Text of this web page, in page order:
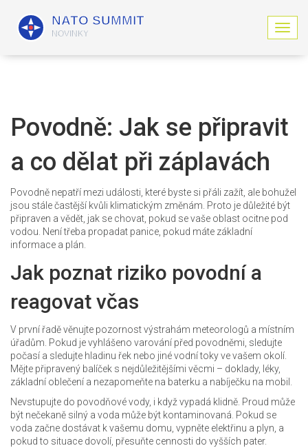
Z
o
t
n
g
a
c
Povodně: Jak se připravit
a co dělat při záplavách
Povodně nepatří mezi události, které byste si přáli zažít, ale bohužel
jsou stále častější kvůli klimatickým změnám. Proto je důležité být
připraven a vědět, jak se chovat, pokud se vaše oblast ocitne pod
vodou. Není třeba propadat panice, pokud máte základní
informace a plán.
Jak poznat riziko povodní a
reagovat včas
V první řadě věnujte pozornost výstrahám meteorologů a místním
úřadům. Pokud je vyhlášeno varování před povodněmi, sledujte
počasí a sledujte hladinu řek nebo jiné vodní toky ve vašem okolí.
Mějte připravený balíček s nejdůležitějšími věcmi – doklady, léky,
základní oblečení a nezapomeňte na baterku a nabíječku na mobil.
Nevstupujte do povodňové vody, i když vypadá klidně. Proud může
být nečekaně silný a voda může být kontaminovaná. Pokud se
voda začne dostávat k vašemu domu, vypněte elektřinu a plyn, a
pokud to situace dovolí, přesuňte cennosti do vyšších pater.